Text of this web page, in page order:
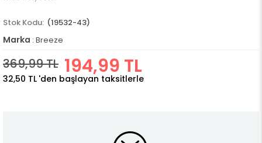
(19532-43)
Marka : Breeze
369,99 TL 194,99 TL
32,50 TL 'den başlayan taksitlerle